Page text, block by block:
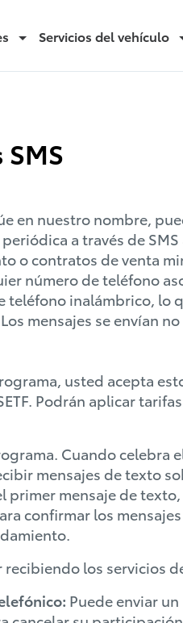
Servicios del vehículo
en nuestro nombre,
a través de SMS
o contratos de venta
número de teléfono
teléfono inalámbrico, lo
mensajes se envían no
usted acepta
Podrán aplicar
Cuando celebra
mensajes de texto
primer mensaje de
confirmar los
los servicios de
Puede enviar